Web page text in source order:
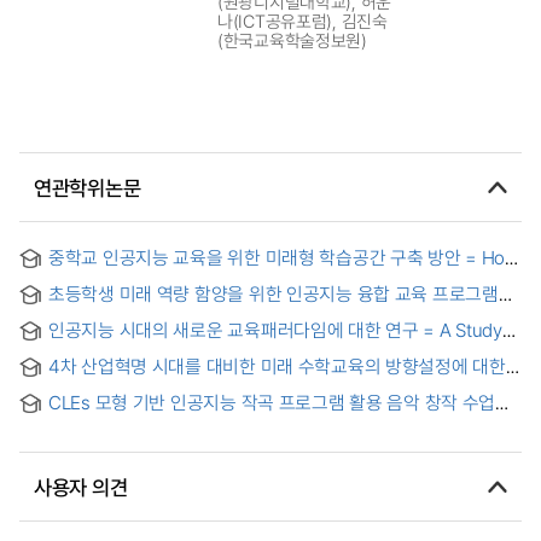
나(ICT공유포럼), 김진숙
(한국교육학술정보원)
연관학위논문
중학교 인공지능 교육을 위한 미래형 학습공간 구축 방안 = How
to build a future-oriented learning space for middle school
AI education
초등학생 미래 역량 함양을 위한 인공지능 융합 교육 프로그램
개발 및 효과 분석
인공지능 시대의 새로운 교육패러다임에 대한 연구 = A Study
on the New Educational Paradigm of the Age of Artificial
Intelligence
4차 산업혁명 시대를 대비한 미래 수학교육의 방향설정에 대한
연구 = A Study on the Direction of Future Mathematics
Education in Preparation for the 4th Industrial Revolution
CLEs 모형 기반 인공지능 작곡 프로그램 활용 음악 창작 수업이
사용자 의견